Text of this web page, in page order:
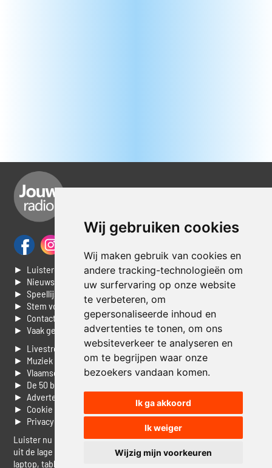
Wij gebruiken cookies
Wij maken gebruik van cookies en
andere tracking-technologieën om
uw surfervaring op onze website
te verbeteren, om
gepersonaliseerde inhoud en
advertenties te tonen, om ons
websiteverkeer te analyseren en
om te begrijpen waar onze
bezoekers vandaan komen.
Ik ga akkoord
Ik weiger
Wijzig mijn voorkeuren
► Luisteren naar Jouwradio
► Nieuws
► Speellijst
► Stem voor de Dag top 3
► Contacteer ons
► Vaak gestelde vragen
► Livestream informatie
► Muziek opzoeken
► Vlaamse 100 Aller tijden
► De 50 beste van...
► Adverteren op Jouwradio
► Cookie voorkeuren wijzigen
► Privacyinformatie
Luister nu naar Jouwradio! De beste Nederlandstalige muziek
uit de lage landen hoor je hier al 20 jaar. In digitale kwaliteit op je
laptop, tablet of smartphone.